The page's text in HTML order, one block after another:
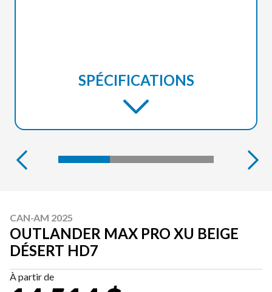
SPÉCIFICATIONS
CAN-AM 2025
OUTLANDER MAX PRO XU BEIGE
DÉSERT HD7
À partir de